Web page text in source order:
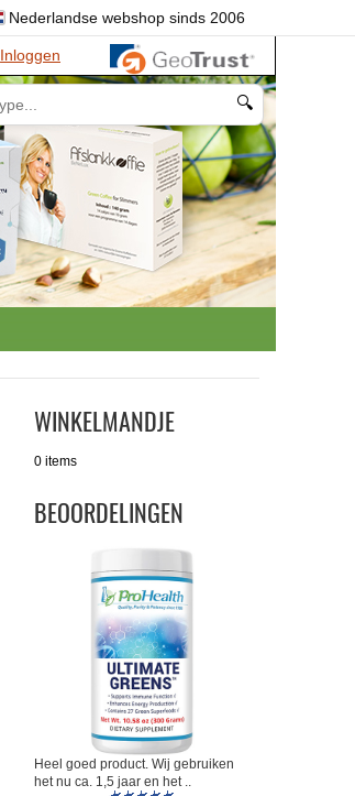
Nederlandse webshop sinds 2006
Inloggen
🔍
WINKELMANDJE
0 items
BEOORDELINGEN
Heel goed product. Wij gebruiken
het nu ca. 1,5 jaar en het ..